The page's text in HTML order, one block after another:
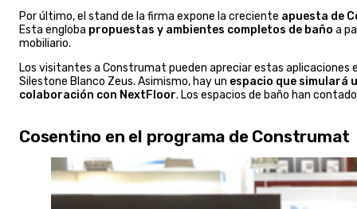
Por último, el stand de la firma expone la creciente apuesta de
Esta engloba propuestas y ambientes completos de baño a
mobiliario.
Los visitantes a Construmat pueden apreciar estas aplicaciones
Silestone Blanco Zeus. Asimismo, hay un espacio que simulará
colaboración con NextFloor. Los espacios de baño han
Cosentino en el programa de Construmat